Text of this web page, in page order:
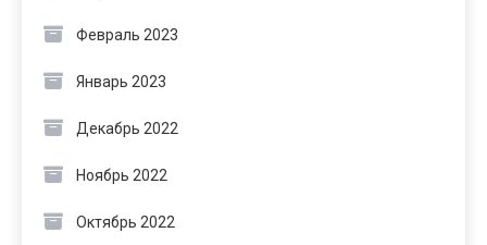
Февраль 2023
Январь 2023
Декабрь 2022
Ноябрь 2022
Октябрь 2022